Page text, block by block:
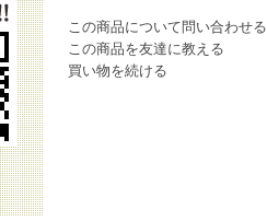
この商品について問い合わせる
この商品を友達に教える
買い物を続ける